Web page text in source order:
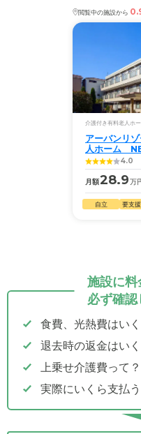
閲覧中の施設から
介護付き有料老人ホ
アーバンリ
人ホーム
4.0
月額28.9万
自立 要支
施設に料
必ず確認
食費、光熱費はい
退去時の返金はい
上乗せ介護費って？
実際にいくら支払